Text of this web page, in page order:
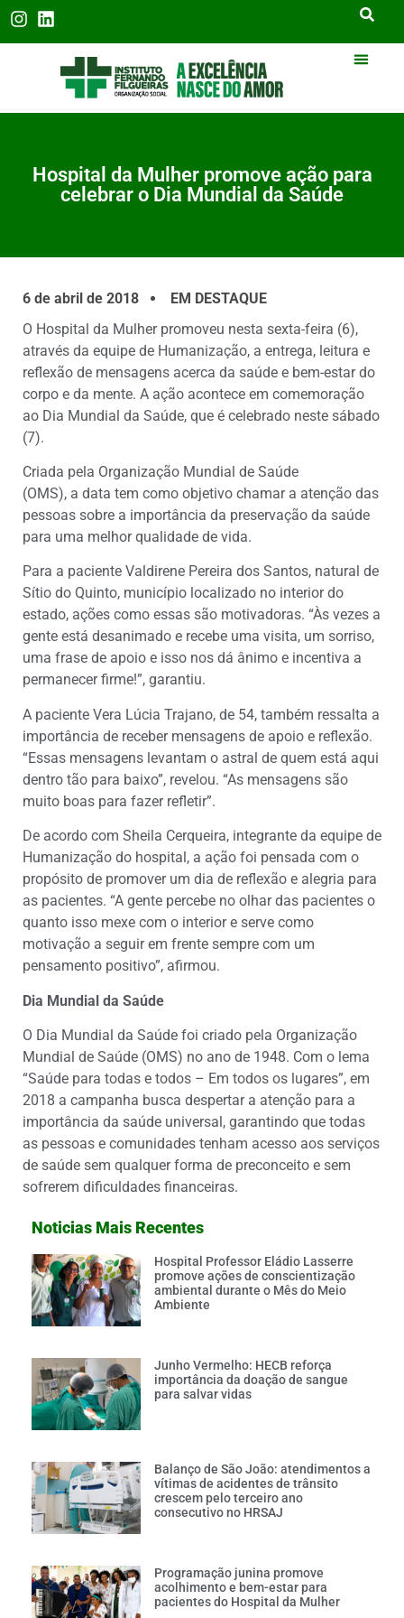
Hospital da Mulher promove ação para
celebrar o Dia Mundial da Saúde
6 de abril de 2018
EM DESTAQUE
O Hospital da Mulher promoveu nesta sexta-feira (6),
através da equipe de Humanização, a entrega, leitura e
reflexão de mensagens acerca da saúde e bem-estar do
corpo e da mente. A ação acontece em comemoração
ao Dia Mundial da Saúde, que é celebrado neste sábado
(7).
Criada pela Organização Mundial de Saúde
(OMS), a data tem como objetivo chamar a atenção das
pessoas sobre a importância da preservação da saúde
para uma melhor qualidade de vida.
Para a paciente Valdirene Pereira dos Santos, natural de
Sítio do Quinto, município localizado no interior do
estado, ações como essas são motivadoras. “Às vezes a
gente está desanimado e recebe uma visita, um sorriso,
uma frase de apoio e isso nos dá ânimo e incentiva a
permanecer firme!”, garantiu.
A paciente Vera Lúcia Trajano, de 54, também ressalta a
importância de receber mensagens de apoio e reflexão.
“Essas mensagens levantam o astral de quem está aqui
dentro tão para baixo”, revelou. “As mensagens são
muito boas para fazer refletir”.
De acordo com Sheila Cerqueira, integrante da equipe de
Humanização do hospital, a ação foi pensada com o
propósito de promover um dia de reflexão e alegria para
as pacientes. “A gente percebe no olhar das pacientes o
quanto isso mexe com o interior e serve como
motivação a seguir em frente sempre com um
pensamento positivo”, afirmou.
Dia Mundial da Saúde
O Dia Mundial da Saúde foi criado pela Organização
Mundial de Saúde (OMS) no ano de 1948. Com o lema
“Saúde para todas e todos – Em todos os lugares”, em
2018 a campanha busca despertar a atenção para a
importância da saúde universal, garantindo que todas
as pessoas e comunidades tenham acesso aos serviços
de saúde sem qualquer forma de preconceito e sem
sofrerem dificuldades financeiras.
Noticias Mais Recentes
Hospital Professor Eládio Lasserre
promove ações de conscientização
ambiental durante o Mês do Meio
Ambiente
Junho Vermelho: HECB reforça
importância da doação de sangue
para salvar vidas
Balanço de São João: atendimentos a
vítimas de acidentes de trânsito
crescem pelo terceiro ano
consecutivo no HRSAJ
Programação junina promove
acolhimento e bem-estar para
pacientes do Hospital da Mulher